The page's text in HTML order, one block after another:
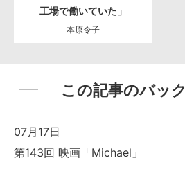
工場で働いていた」
本原令子
この記事のバッ
07月17日
第143回 映画「Michael」